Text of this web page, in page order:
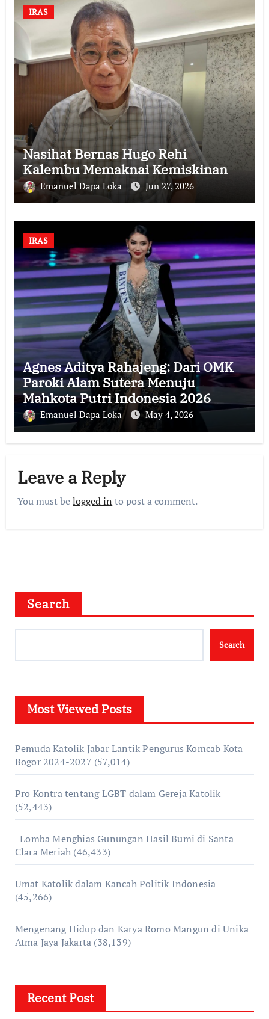
IRAS
Nasihat Bernas Hugo Rehi
Kalembu Memaknai Kemiskinan
Emanuel Dapa Loka Jun 27, 2026
IRAS
Agnes Aditya Rahajeng: Dari OMK
Paroki Alam Sutera Menuju
Mahkota Putri Indonesia 2026
Emanuel Dapa Loka May 4, 2026
Leave a Reply
You must belogged in to post a comment.
Search
Search
Most Viewed Posts
Pemuda Katolik Jabar Lantik Pengurus Komcab Kota
Bogor 2024-2027 (57,014)
Pro Kontra tentang LGBT dalam Gereja Katolik
(52,443)
Lomba Menghias Gunungan Hasil Bumi di Santa
Clara Meriah (46,433)
Umat Katolik dalam Kancah Politik Indonesia
(45,266)
Mengenang Hidup dan Karya Romo Mangun di Unika
Atma Jaya Jakarta (38,139)
Recent Post